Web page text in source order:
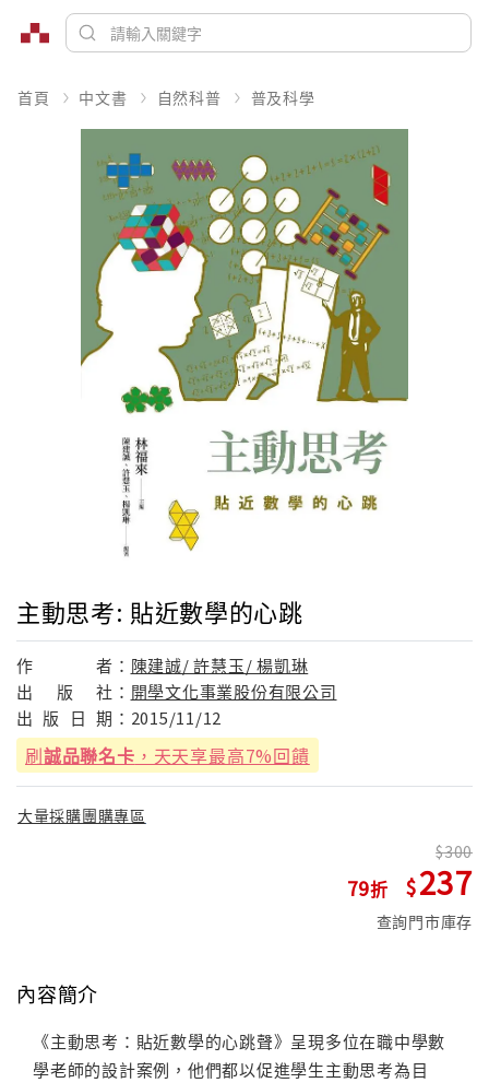
首頁 中文書 自然科普 普及科學
主動思考: 貼近數學的心跳
作 者： 陳建誠/ 許慧玉/ 楊凱琳
出
版 社： 開學文化事業股份有限公司
出 版 日 期： 2015/11/12
刷誠品聯名卡 ，天天享最高7%回饋
大量採購團購專區
79
300
237
查詢門市庫存
內容簡介
《主動思考：貼近數學的心跳聲》呈現多位在職中學數
學老師的設計案例，他們都以促進學生主動思考為目